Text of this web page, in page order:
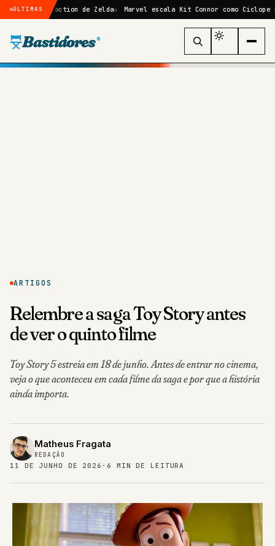
ÚLTIMAS
action de Zelda Marvel escala Kit Connor como Ciclope no reboot
Bastidores ®
ARTIGOS
Relembre a saga Toy Story antes
de ver o quinto filme
Toy Story 5 estreia em 18 de junho. Antes de entrar no cinema,
veja o que aconteceu em cada filme da saga e por que a história
ainda importa.
Matheus Fragata
REDAÇÃO
11 DE JUNHO DE 2026 · 6 MIN DE LEITURA